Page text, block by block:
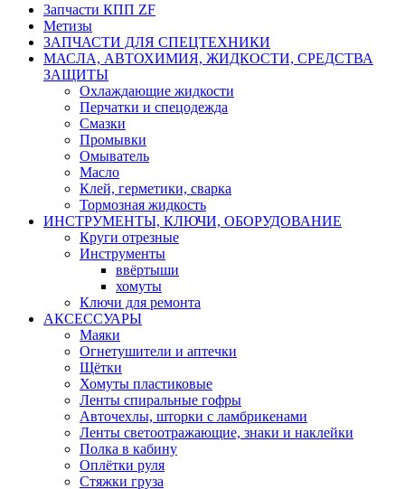
Запчасти КПП ZF
Метизы
ЗАПЧАСТИ ДЛЯ СПЕЦТЕХНИКИ
МАСЛА, АВТОХИМИЯ, ЖИДКОСТИ, СРЕДСТВА
ЗАЩИТЫ
Охлаждающие жидкости
Перчатки и спецодежда
Смазки
Промывки
Омыватель
Масло
Клей, герметики, сварка
Тормозная жидкость
ИНСТРУМЕНТЫ, КЛЮЧИ, ОБОРУДОВАНИЕ
Круги отрезные
Инструменты
ввёртыши
хомуты
Ключи для ремонта
АКСЕССУАРЫ
Маяки
Огнетушители и аптечки
Щётки
Хомуты пластиковые
Ленты спиральные гофры
Авточехлы, шторки с ламбрикенами
Ленты светоотражающие, знаки и наклейки
Полка в кабину
Оплётки руля
Cтяжки груза